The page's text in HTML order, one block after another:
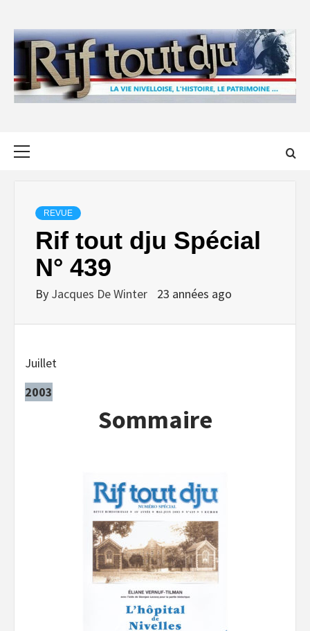
content
REVUE
Rif tout dju Spécial
N° 439
By Jacques De Winter 23 années ago
Juillet
2003
Sommaire